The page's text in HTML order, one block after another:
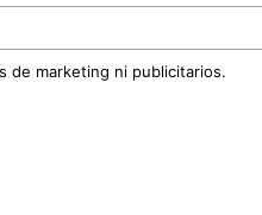
de marketing ni publicitarios.